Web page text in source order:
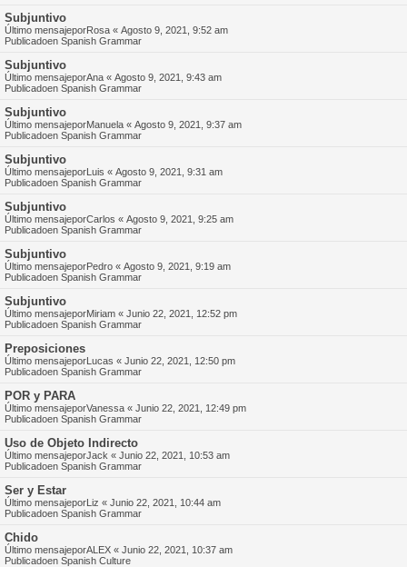
Subjuntivo
Último mensajeporRosa « Agosto 9, 2021, 9:52 am
Publicadoen Spanish Grammar
Subjuntivo
Último mensajeporAna « Agosto 9, 2021, 9:43 am
Publicadoen Spanish Grammar
Subjuntivo
Último mensajeporManuela « Agosto 9, 2021, 9:37 am
Publicadoen Spanish Grammar
Subjuntivo
Último mensajeporLuis « Agosto 9, 2021, 9:31 am
Publicadoen Spanish Grammar
Subjuntivo
Último mensajeporCarlos « Agosto 9, 2021, 9:25 am
Publicadoen Spanish Grammar
Subjuntivo
Último mensajeporPedro « Agosto 9, 2021, 9:19 am
Publicadoen Spanish Grammar
Subjuntivo
Último mensajeporMiriam « Junio 22, 2021, 12:52 pm
Publicadoen Spanish Grammar
Preposiciones
Último mensajeporLucas « Junio 22, 2021, 12:50 pm
Publicadoen Spanish Grammar
POR y PARA
Último mensajeporVanessa « Junio 22, 2021, 12:49 pm
Publicadoen Spanish Grammar
Uso de Objeto Indirecto
Último mensajeporJack « Junio 22, 2021, 10:53 am
Publicadoen Spanish Grammar
Ser y Estar
Último mensajeporLiz « Junio 22, 2021, 10:44 am
Publicadoen Spanish Grammar
Chido
Último mensajeporALEX « Junio 22, 2021, 10:37 am
Publicadoen Spanish Culture